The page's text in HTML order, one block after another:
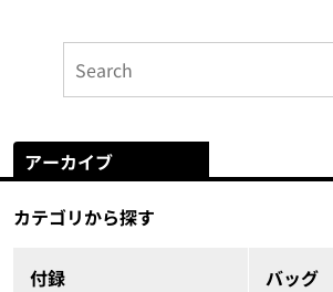
アーカイブ
カテゴリから探す
付録 バッグ